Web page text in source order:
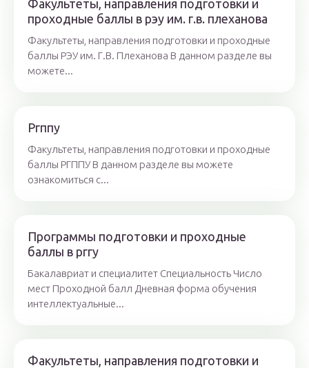
Факультеты, направления подготовки и
проходные баллы в рэу им. г.в. плеханова
Факультеты, направления подготовки и проходные
баллы РЭУ им. Г.В. Плеханова В данном разделе вы
можете...
Ргппу
Факультеты, направления подготовки и проходные
баллы РГППУ В данном разделе вы можете
ознакомиться с...
Программы подготовки и проходные
баллы в рггу
Бакалавриат и специалитет Специальность Число
мест Проходной балл Дневная форма обучения
интеллектуальные...
Факультеты, направления подготовки и